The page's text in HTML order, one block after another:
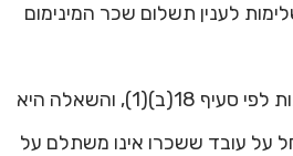
לענין תשלום שכר המינימום
עד היום לא הותקנו תקנות לפי סעיף 18(ב)(1), והשאלה היא
על עובד ששכרו אינו משתלם על